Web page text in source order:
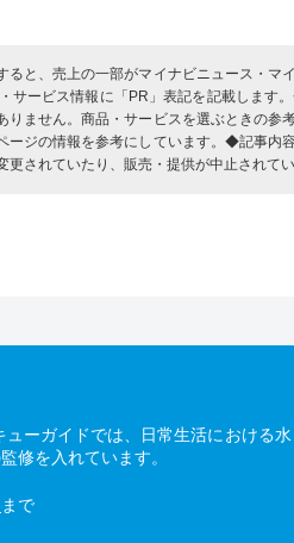
と、売上の一部がマイナビニュース・マ
サービス情報に「PR」表記を記載します
りません。商品・サービスを選ぶときの
ージの情報を参考にしています。◆記事内
されていたり、販売・提供が中止されてい
ーガイドでは、日常生活における
修を入れています。
まで